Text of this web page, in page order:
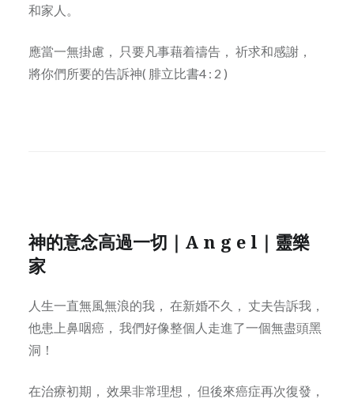
和家人。
應當一無掛慮， 只要凡事藉着禱告， 祈求和感謝，
將你們所要的告訴神( 腓立比書4 : 2 )
神的意念高過一切｜A n g e l｜靈樂
家
人生一直無風無浪的我， 在新婚不久， 丈夫告訴我，
他患上鼻咽癌， 我們好像整個人走進了一個無盡頭黑
洞！
在治療初期， 效果非常理想， 但後來癌症再次復發，